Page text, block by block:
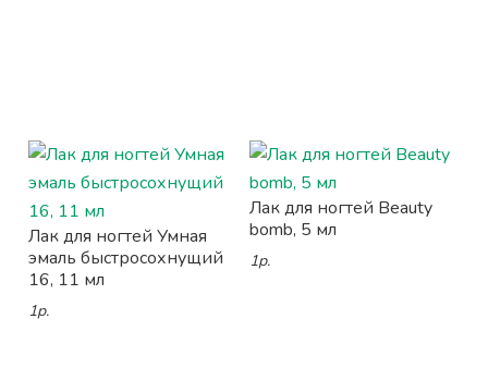
Лак для ногтей Умная
эмаль быстросохнущий
16, 11 мл
1р.
Лак для ногтей Beauty
bomb, 5 мл
1р.